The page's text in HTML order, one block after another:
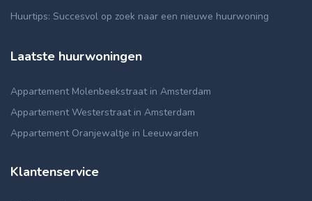
Huurtips: Succesvol op zoek naar een nieuwe huurwoning
Laatste huurwoningen
Appartement Molenbeekstraat in Amsterdam
Appartement Westerstraat in Amsterdam
Appartement Oranjewaltje in Leeuwarden
Klantenservice